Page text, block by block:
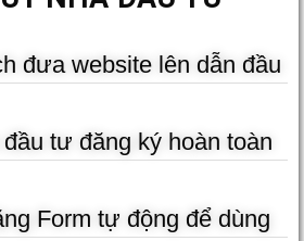
đưa website lên dẫn đầu
tư đăng ký hoàn toàn
Form tự động để dùng